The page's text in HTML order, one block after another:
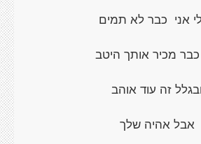
אני כבר לא תמים
כבר מכיר אותך היטב
ובגלל זה עוד אוהב
אבל אהיה שלך